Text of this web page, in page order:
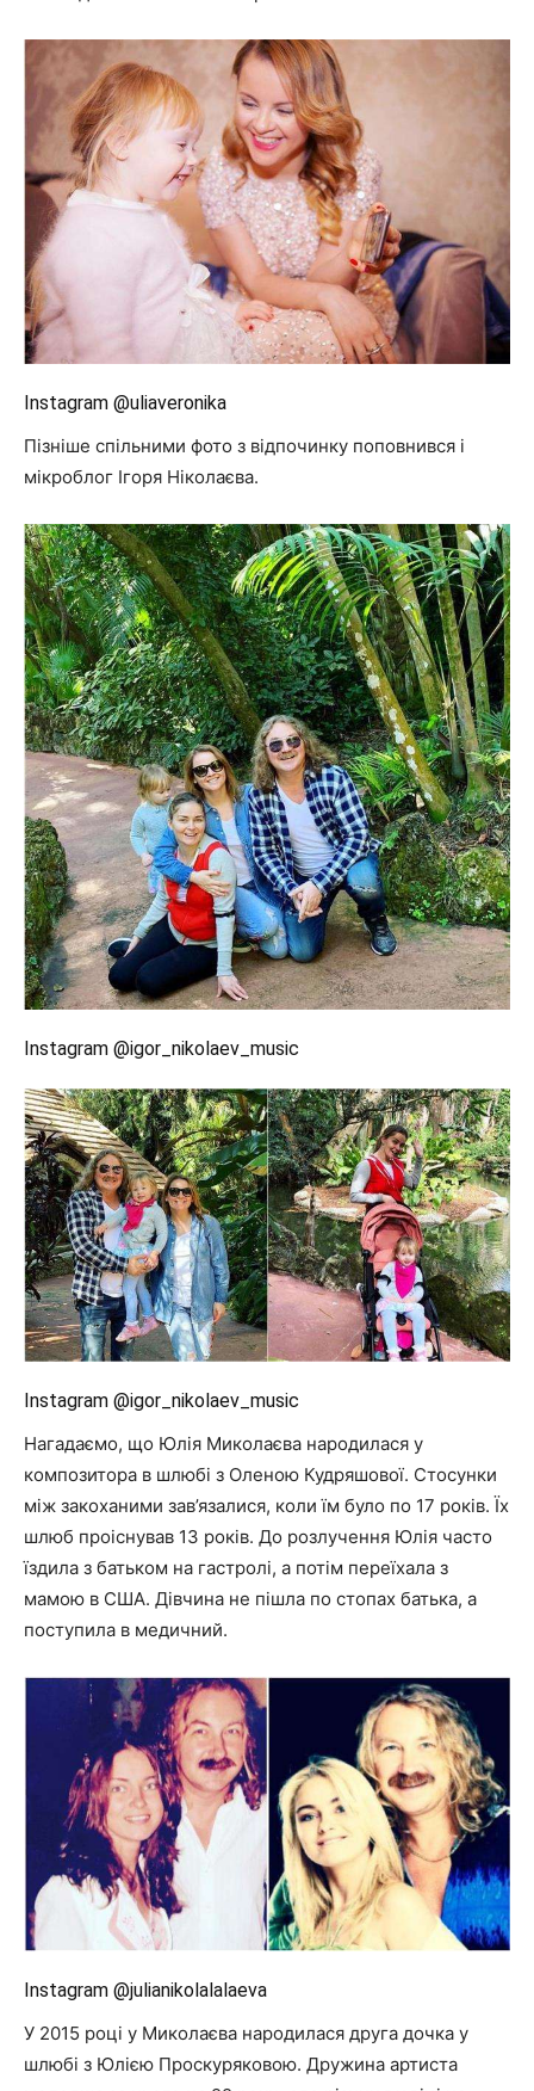
Instagram @uliaveronika
Пізніше спільними фото з відпочинку поповнився і
мікроблог Ігоря Ніколаєва.
Instagram @igor_nikolaev_music
Instagram @igor_nikolaev_music
Нагадаємо, що Юлія Миколаєва народилася у
композитора в шлюбі з Оленою Кудряшової. Стосунки
між закоханими зав’язалися, коли їм було по 17 років. Їх
шлюб проіснував 13 років. До розлучення Юлія часто
їздила з батьком на гастролі, а потім переїхала з
мамою в США. Дівчина не пішла по стопах батька, а
поступила в медичний.
Instagram @julianikolalalaeva
У 2015 році у Миколаєва народилася друга дочка у
шлюбі з Юлією Проскуряковою. Дружина артиста